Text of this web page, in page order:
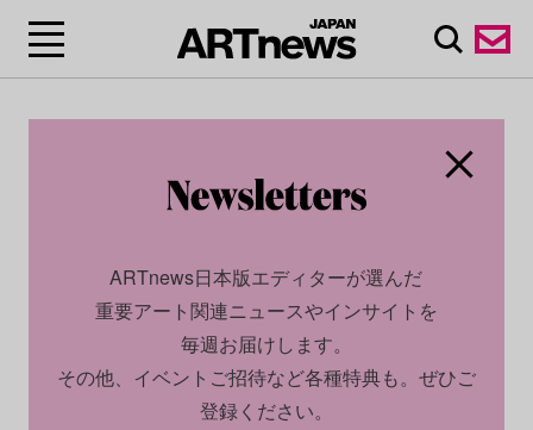
ARTnews日本版エディターが選んだ
重要アート関連ニュースやインサイトを
毎週お届けします。
その他、イベントご招待など各種特典も。ぜひご
登録ください。